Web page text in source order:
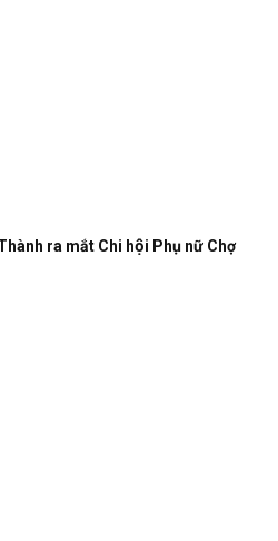
ra mắt Chi hội Phụ nữ Chợ